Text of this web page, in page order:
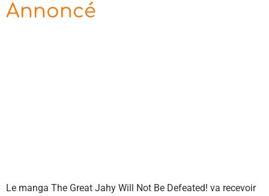
Annoncé
Le manga The Great Jahy Will Not Be Defeated! va recevoir